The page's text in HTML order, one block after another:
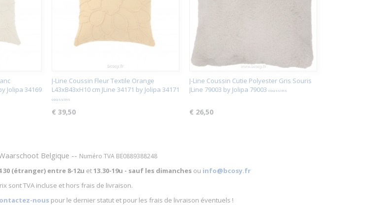
Jolipa 34169
J-Line Coussin Fleur Textile Orange
L43xB43xH10 cm JLine 34171 by Jolipa 34171
coussins
€ 39,50
J-Line Coussin Cutie Polyester Gris Souris
JLine 79003 by Jolipa 79003 coussins
€ 26,50
Belgique -- Numéro TVA BE0889388248
30 (étranger) entre 8-12u et13.30-19u - sauf les dimanches ou info@bcosy.fr
sont TVA incluse et hors frais de livraison.
nouspour le dernier statut et pour les frais de livraison éventuels !